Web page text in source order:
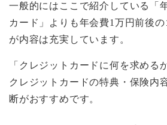
一般的にはここで紹介している「
カード」よりも年会費1万円前後
が内容は充実しています。
「クレジットカードに何を求める
クレジットカードの特典・保険内
断がおすすめです。